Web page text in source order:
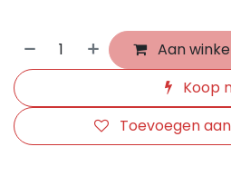
Aan
Koop
Toevoegen